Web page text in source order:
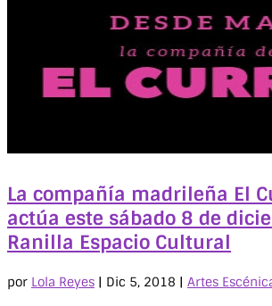
La compañía madrileña El
actúa este sábado 8 de
Ranilla Espacio Cultural
por Lola Reyes | Dic 5, 2018 | Artes